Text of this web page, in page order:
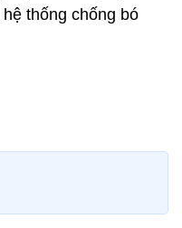
thống chống bó